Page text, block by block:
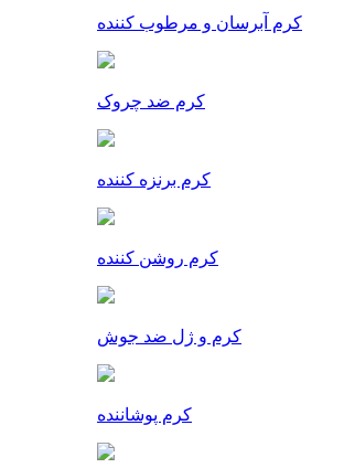
کرم آبرسان و مرطوب کننده
کرم ضد چروک
کرم برنزه کننده
کرم روشن کننده
کرم و ژل ضد جوش
کرم پوشاننده